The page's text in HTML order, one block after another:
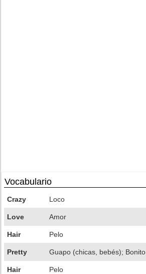
Vocabulario
Crazy Loco
Love Amor
Hair Pelo
Pretty Guapo (chicas, bebés); Bonito
Hair Pelo